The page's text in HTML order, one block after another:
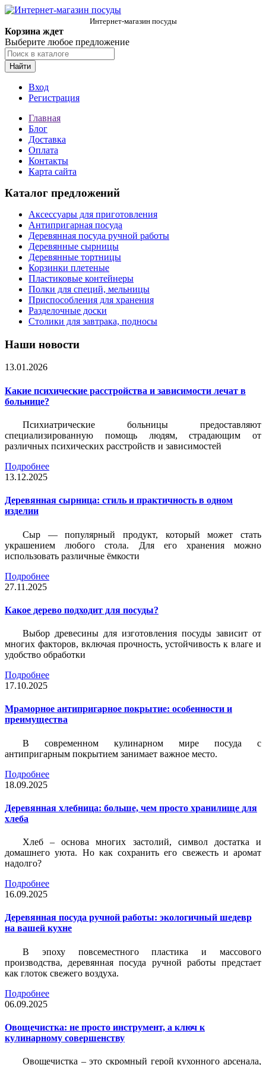
Интернет-магазин посуды
Корзина ждет
Выберите любое предложение
Найти
Вход
Регистрация
Главная
Блог
Доставка
Оплата
Контакты
Карта сайта
Каталог предложений
Аксессуары для приготовления
Антипригарная посуда
Деревянная посуда ручной работы
Деревянные сырницы
Деревянные тортницы
Корзинки плетеные
Пластиковые контейнеры
Полки для специй, мельницы
Приспособления для хранения
Разделочные доски
Столики для завтрака, подносы
Наши новости
13.01.2026
Какие психические расстройства и зависимости лечат в
больнице?
Психиатрические больницы предоставляют
специализированную помощь людям, страдающим от
различных психических расстройств и зависимостей
Подробнее
13.12.2025
Деревянная сырница: стиль и практичность в одном
изделии
Сыр — популярный продукт, который может стать
украшением любого стола. Для его хранения можно
использовать различные ёмкости
Подробнее
27.11.2025
Какое дерево подходит для посуды?
Выбор древесины для изготовления посуды зависит от
многих факторов, включая прочность, устойчивость к влаге и
удобство обработки
Подробнее
17.10.2025
Мраморное антипригарное покрытие: особенности и
преимущества
В современном кулинарном мире посуда с
антипригарным покрытием занимает важное место.
Подробнее
18.09.2025
Деревянная хлебница: больше, чем просто хранилище для
хлеба
Хлеб – основа многих застолий, символ достатка и
домашнего уюта. Но как сохранить его свежесть и аромат
надолго?
Подробнее
16.09.2025
Деревянная посуда ручной работы: экологичный шедевр
на вашей кухне
В эпоху повсеместного пластика и массового
производства, деревянная посуда ручной работы предстает
как глоток свежего воздуха.
Подробнее
06.09.2025
Овощечистка: не просто инструмент, а ключ к
кулинарному совершенству
Овощечистка – это скромный герой кухонного арсенала,